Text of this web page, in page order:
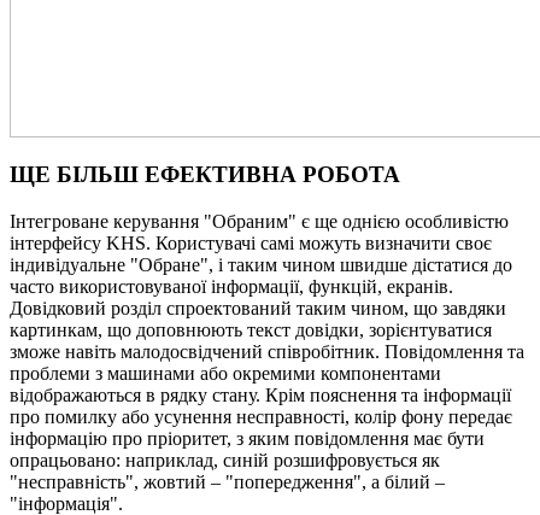
ЩЕ БІЛЬШ ЕФЕКТИВНА РОБОТА
Інтегроване керування "Обраним" є ще однією особливістю
інтерфейсу KHS. Користувачі самі можуть визначити своє
індивідуальне "Обране", і таким чином швидше дістатися до
часто використовуваної інформації, функцій, екранів.
Довідковий розділ спроектований таким чином, що завдяки
картинкам, що доповнюють текст довідки, зорієнтуватися
зможе навіть малодосвідчений співробітник. Повідомлення та
проблеми з машинами або окремими компонентами
відображаються в рядку стану. Крім пояснення та інформації
про помилку або усунення несправності, колір фону передає
інформацію про пріоритет, з яким повідомлення має бути
опрацьовано: наприклад, синій розшифровується як
"несправність", жовтий – "попередження", а білий –
"інформація".